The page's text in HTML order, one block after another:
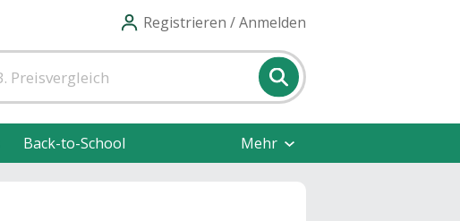
Registrieren / Anmelden
Back-to-School Mehr